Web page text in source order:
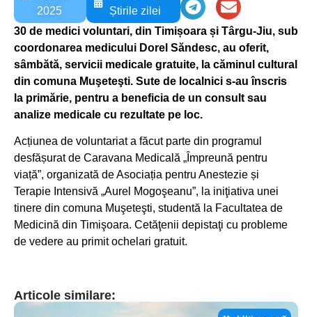
2025
Știrile zilei
30 de medici voluntari, din Timișoara și Târgu-Jiu, sub
coordonarea medicului Dorel Săndesc, au oferit,
sâmbătă, servicii medicale gratuite, la căminul cultural
din comuna Muşeteşti. Sute de localnici s-au înscris
la primărie, pentru a beneficia de un consult sau
analize medicale cu rezultate pe loc.
Acțiunea de voluntariat a făcut parte din programul
desfășurat de Caravana Medicală „Împreună pentru
viață”, organizată de Asociația pentru Anestezie și
Terapie Intensivă „Aurel Mogoşeanu”, la iniţiativa unei
tinere din comuna Muşeteşti, studentă la Facultatea de
Medicină din Timişoara. Cetăţenii depistaţi cu probleme
de vedere au primit ochelari gratuit.
Articole similare: